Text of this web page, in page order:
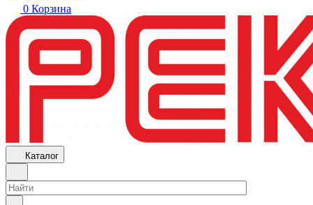
0 Корзина
Каталог